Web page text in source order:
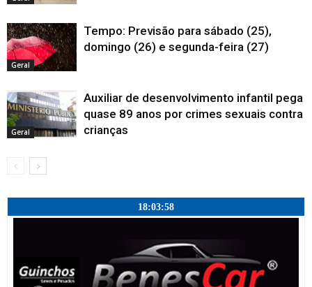
Geral
Tempo: Previsão para sábado (25),
domingo (26) e segunda-feira (27)
Geral
Auxiliar de desenvolvimento infantil pega
quase 89 anos por crimes sexuais contra
crianças
18:03:59